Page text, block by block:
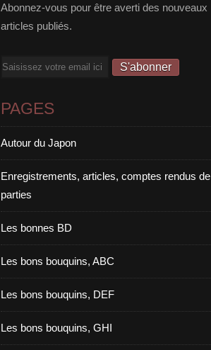
Abonnez-vous pour être averti des nouveaux
articles publiés.
Email
PAGES
Autour du Japon
Enregistrements, articles, comptes rendus de
parties
Les bonnes BD
Les bons bouquins, ABC
Les bons bouquins, DEF
Les bons bouquins, GHI